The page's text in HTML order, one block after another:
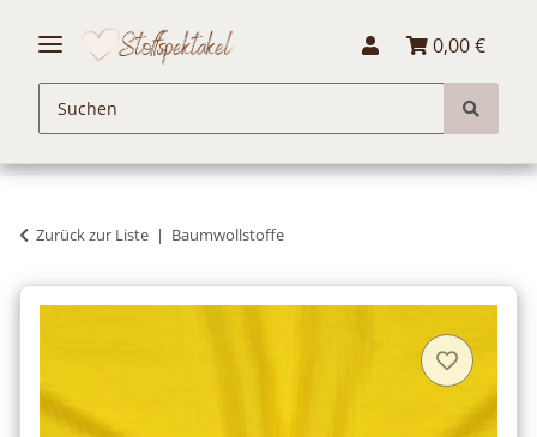
0,00 €
Zurück zur Liste Baumwollstoffe